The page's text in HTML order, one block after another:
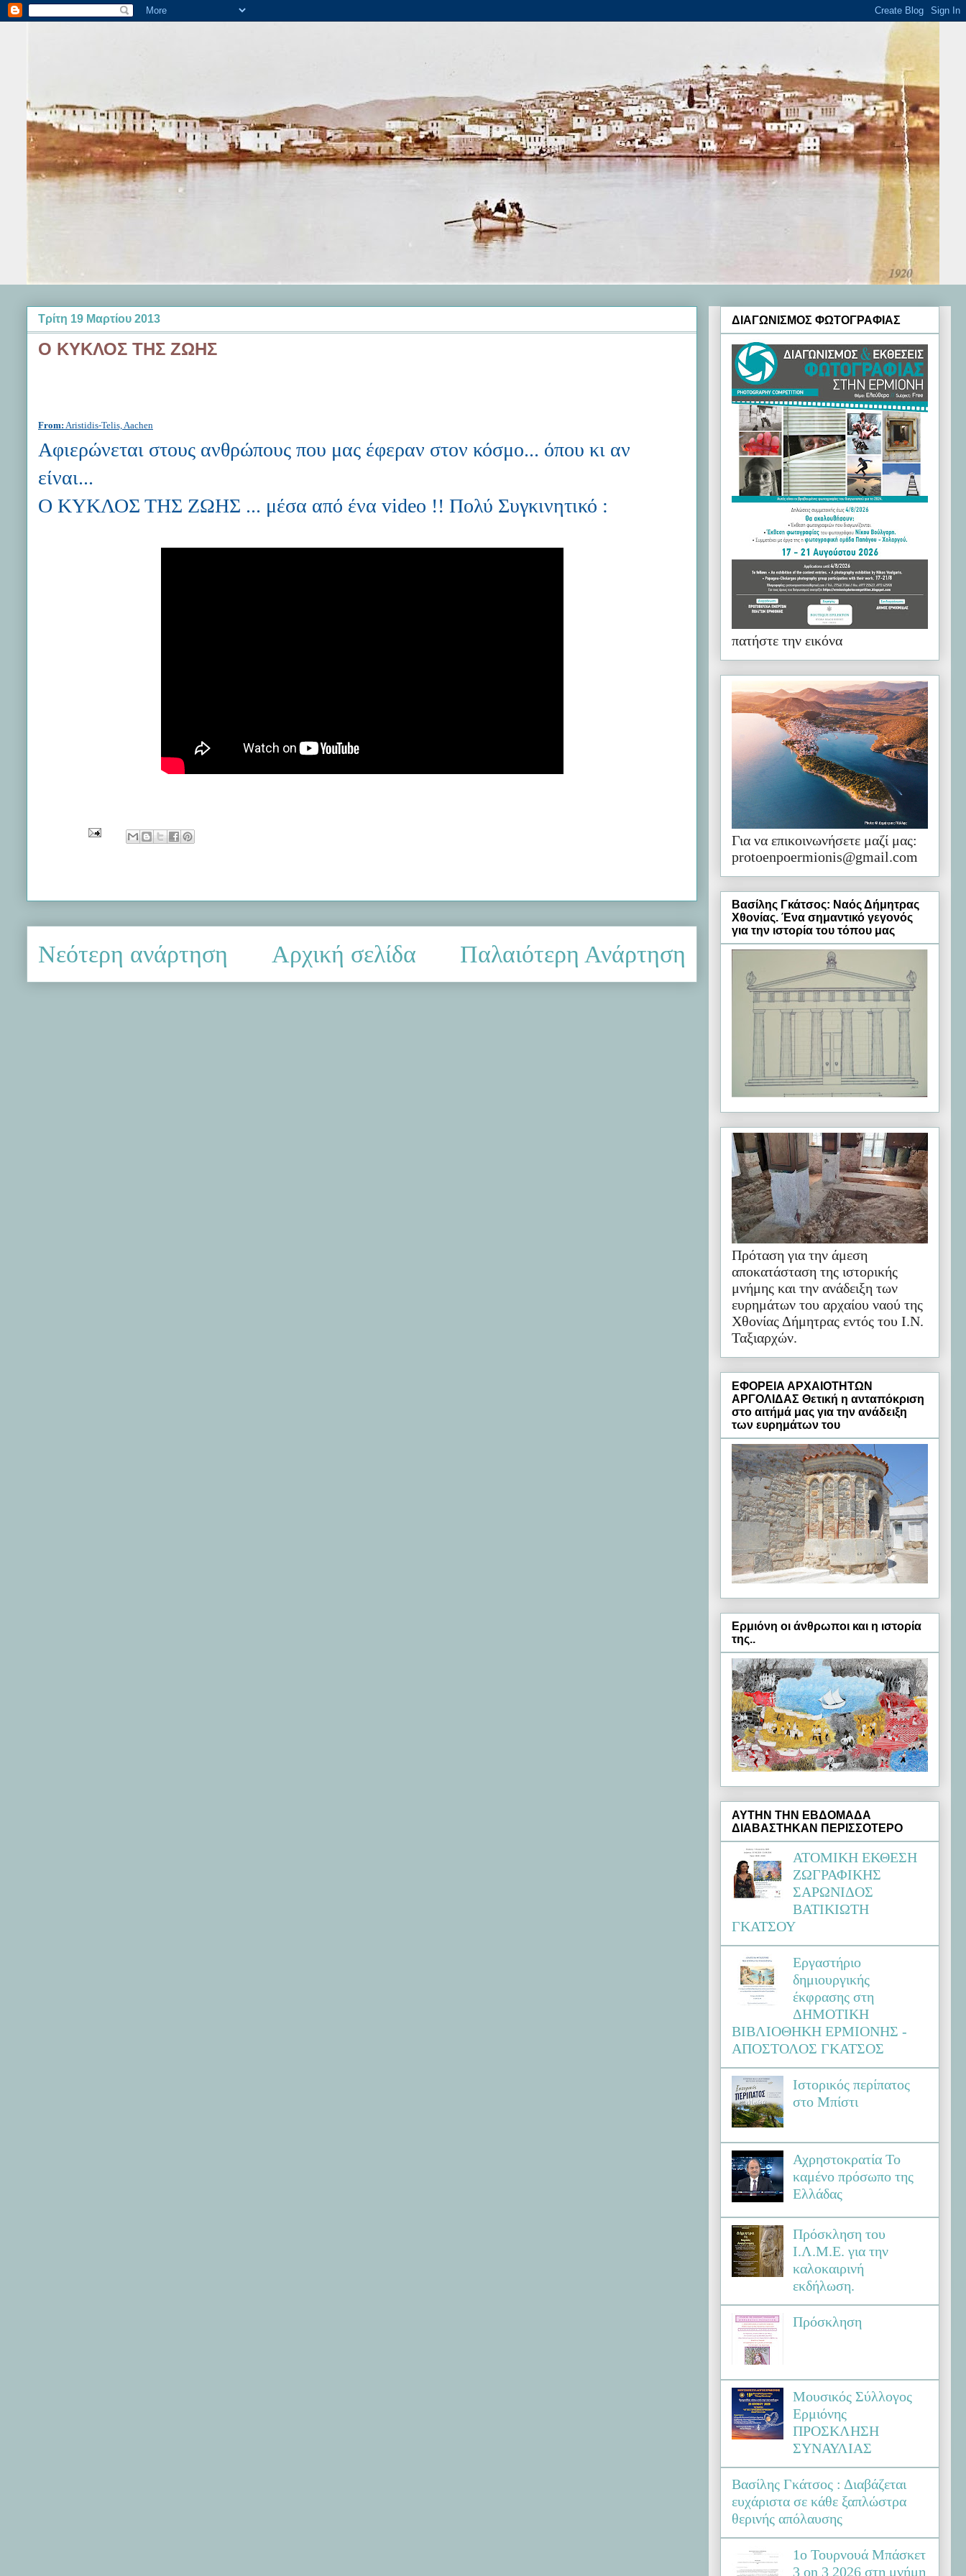
Τρίτη 19 Μαρτίου 2013
Ο ΚΥΚΛΟΣ ΤΗΣ ΖΩΗΣ
From: Aristidis-Telis, Aachen
Αφιερώνεται στους ανθρώπους που μας έφεραν στον κόσμο... όπου κι αν
είναι...
Ο ΚΥΚΛΟΣ ΤΗΣ ΖΩΗΣ ... μέσα από ένα video !! Πολύ Συγκινητικό :
Νεότερη ανάρτηση Παλαιότερη Ανάρτηση
Αρχική σελίδα
ΔΙΑΓΩΝΙΣΜΟΣ ΦΩΤΟΓΡΑΦΙΑΣ
πατήστε την εικόνα
Για να επικοινωνήσετε μαζί μας:
protoenpoermionis@gmail.com
Βασίλης Γκάτσος: Ναός Δήμητρας
Χθονίας. Ένα σημαντικό γεγονός
για την ιστορία του τόπου μας
Πρόταση για την άμεση
αποκατάσταση της ιστορικής
μνήμης και την ανάδειξη των
ευρημάτων του αρχαίου ναού της
Χθονίας Δήμητρας εντός του Ι.Ν.
Ταξιαρχών.
ΕΦΟΡΕΙΑ ΑΡΧΑΙΟΤΗΤΩΝ
ΑΡΓΟΛΙΔΑΣ Θετική η ανταπόκριση
στο αιτήμά μας για την ανάδειξη
των ευρημάτων του
Ερμιόνη oι άνθρωποι και η ιστορία
της..
ΑΥΤΗΝ ΤΗΝ ΕΒΔΟΜΑΔΑ
ΔΙΑΒΑΣΤΗΚΑΝ ΠΕΡΙΣΣΟΤΕΡΟ
ΑΤΟΜΙΚΗ ΕΚΘΕΣΗ
ΖΩΓΡΑΦΙΚΗΣ
ΣΑΡΩΝΙΔΟΣ
ΒΑΤΙΚΙΩΤΗ
ΓΚΑΤΣΟΥ
Εργαστήριο
δημιουργικής
έκφρασης στη
ΔΗΜΟΤΙΚΗ
ΒΙΒΛΙΟΘΗΚΗ ΕΡΜΙΟΝΗΣ -
ΑΠΟΣΤΟΛΟΣ ΓΚΑΤΣΟΣ
Ιστορικός περίπατος
στο Μπίστι
Αχρηστοκρατία Το
καμένο πρόσωπο της
Ελλάδας
Πρόσκληση του
Ι.Λ.Μ.Ε. για την
καλοκαιρινή
εκδήλωση.
Πρόσκληση
Μουσικός Σύλλογος
Ερμιόνης
ΠΡΟΣΚΛΗΣΗ
ΣΥΝΑΥΛΙΑΣ
Βασίλης Γκάτσος : Διαβάζεται
ευχάριστα σε κάθε ξαπλώστρα
θερινής απόλαυσης
1ο Τουρνουά Μπάσκετ
3 on 3 2026 στη μνήμη